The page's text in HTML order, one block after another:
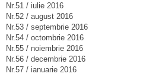
Nr.51 / iulie 2016
Nr.52 / august 2016
Nr.53 / septembrie 2016
Nr.54 / octombrie 2016
Nr.55 / noiembrie 2016
Nr.56 / decembrie 2016
Nr.57 / ianuarie 2016